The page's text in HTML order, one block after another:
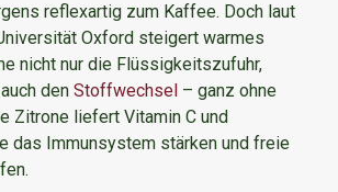
reflexartig zum Kaffee. Doch laut
Oxford steigert warmes
nicht nur die Flüssigkeitszufuhr,
den Stoffwechsel – ganz ohne
Zitrone liefert Vitamin C und
das Immunsystem stärken und freie